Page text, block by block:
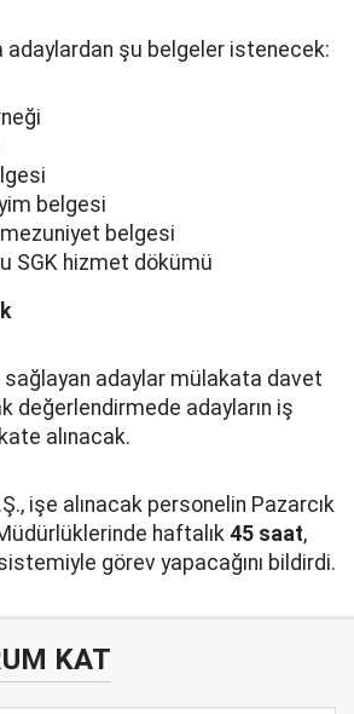
adaylardan şu belgeler istenecek:
belgesi
belgesi
SGK hizmet dökümü
sağlayan adaylar mülakata davet
değerlendirmede adayların iş
alınacak.
işe alınacak personelin Pazarcık
haftalık 45 saat,
görev yapacağını bildirdi.
KAT